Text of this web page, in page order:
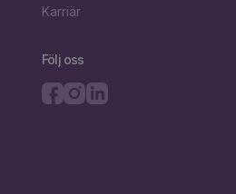
Karriär
Följ oss